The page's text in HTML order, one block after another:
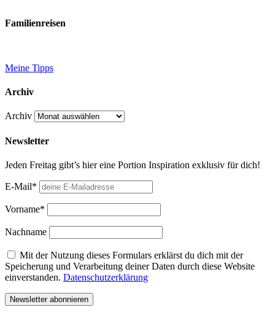
Familienreisen
Meine Tipps
Archiv
Archiv
Newsletter
Jeden Freitag gibt’s hier eine Portion Inspiration exklusiv für dich!
E-Mail*
Vorname*
Nachname
Mit der Nutzung dieses Formulars erklärst du dich mit der
Speicherung und Verarbeitung deiner Daten durch diese Website
einverstanden. Datenschutzerklärung